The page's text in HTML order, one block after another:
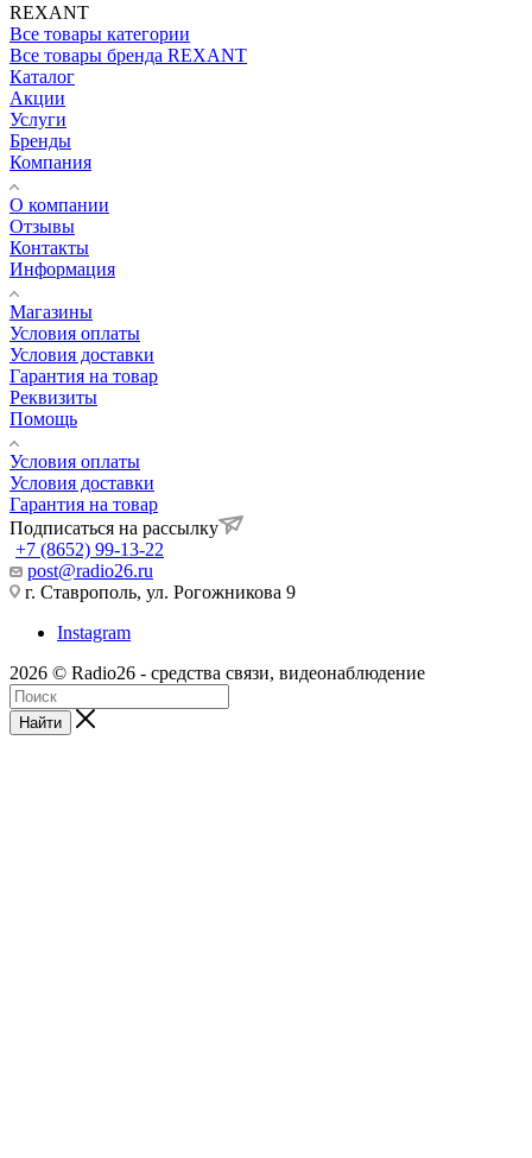
REXANT
Все товары категории
Все товары бренда REXANT
Каталог
Акции
Услуги
Бренды
Компания
О компании
Отзывы
Контакты
Информация
Магазины
Условия оплаты
Условия доставки
Гарантия на товар
Реквизиты
Помощь
Условия оплаты
Условия доставки
Гарантия на товар
Подписаться на рассылку
+7 (8652) 99-13-22
post@radio26.ru
г. Ставрополь, ул. Рогожникова 9
Instagram
2026 © Radio26 - средства связи, видеонаблюдение
Найти